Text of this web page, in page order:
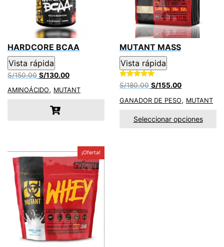
p
HARDCORE BCAA
Vista rápida
S/150.00 El
original
era:
S/150.00.
S/130.00El
actual
AMINOÁCIDO, MUTANT
MUTANT MASS
Vista rápida
Valorado con
5.00
de 5
S/180.00 El
original
era:
S/180.00.
S/155.00El
actual
es:
S/155.00.
GANADOR DE PESO, MUTANT
Seleccionar opciones
¡Oferta!